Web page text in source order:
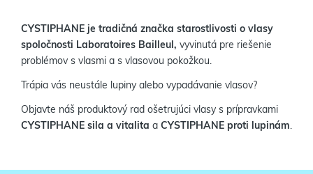
CYSTIPHANE je tradičná značka starostlivosti o vlasy
spoločnosti Laboratoires Bailleul, vyvinutá pre riešenie
problémov s vlasmi a s vlasovou pokožkou.
Trápia vás neustále lupiny alebo vypadávanie vlasov?
Objavte náš produktový rad ošetrujúci vlasy s prípravkami
CYSTIPHANE sila a vitalita a CYSTIPHANE proti lupinám.